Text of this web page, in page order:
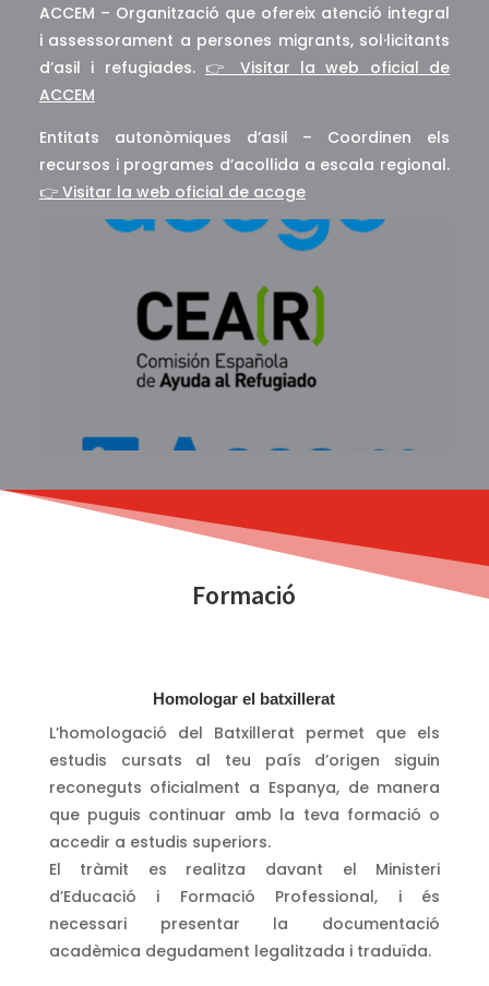
ACCEM – Organització que ofereix atenció integral
i assessorament a persones migrants, sol·licitants
d’asil i refugiades. 👉 Visitar la web oficial de
ACCEM
Entitats autonòmiques d’asil – Coordinen els
recursos i programes d’acollida a escala regional.
👉 Visitar la web oficial de acoge
Formació
Homologar el batxillerat
L’homologació del Batxillerat permet que els
estudis cursats al teu país d’origen siguin
reconeguts oficialment a Espanya, de manera
que puguis continuar amb la teva formació o
accedir a estudis superiors.
El tràmit es realitza davant el Ministeri
d’Educació i Formació Professional, i és
necessari presentar la documentació
acadèmica degudament legalitzada i traduïda.